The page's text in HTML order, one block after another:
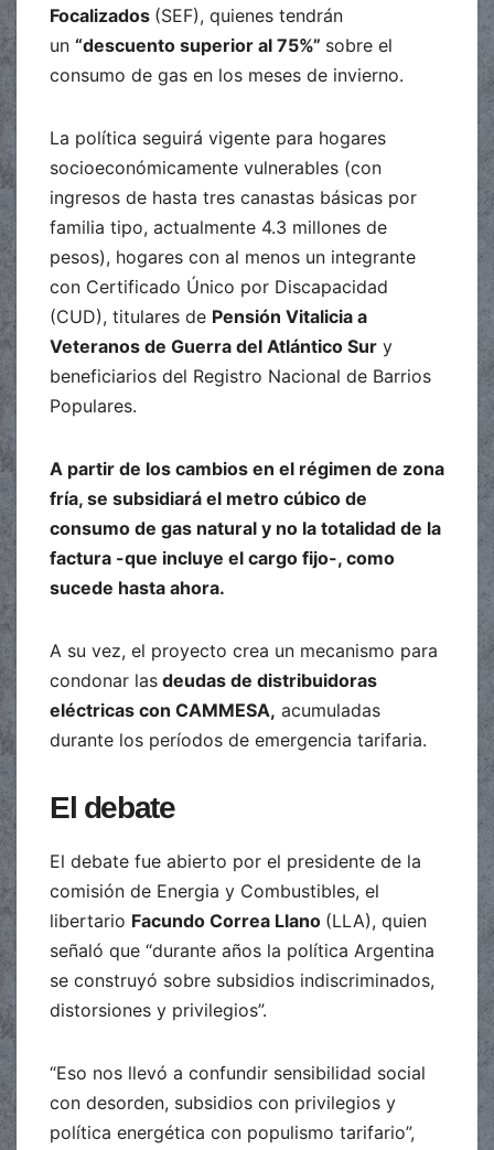
Focalizados (SEF), quienes tendrán
un “descuento superior al 75%” sobre el
consumo de gas en los meses de invierno.
La política seguirá vigente para hogares
socioeconómicamente vulnerables (con
ingresos de hasta tres canastas básicas por
familia tipo, actualmente 4.3 millones de
pesos), hogares con al menos un integrante
con Certificado Único por Discapacidad
(CUD), titulares de Pensión Vitalicia a
Veteranos de Guerra del Atlántico Sur y
beneficiarios del Registro Nacional de Barrios
Populares.
A partir de los cambios en el régimen de zona
fría, se subsidiará el metro cúbico de
consumo de gas natural y no la totalidad de la
factura -que incluye el cargo fijo-, como
sucede hasta ahora.
A su vez, el proyecto crea un mecanismo para
condonar las deudas de distribuidoras
eléctricas con CAMMESA, acumuladas
durante los períodos de emergencia tarifaria.
El debate
El debate fue abierto por el presidente de la
comisión de Energia y Combustibles, el
libertario Facundo Correa Llano (LLA), quien
señaló que “durante años la política Argentina
se construyó sobre subsidios indiscriminados,
distorsiones y privilegios”.
“Eso nos llevó a confundir sensibilidad social
con desorden, subsidios con privilegios y
política energética con populismo tarifario”,